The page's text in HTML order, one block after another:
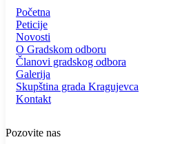
Početna
Peticije
Novosti
O Gradskom odboru
Članovi gradskog odbora
Galerija
Skupština grada Kragujevca
Kontakt
Pozovite nas